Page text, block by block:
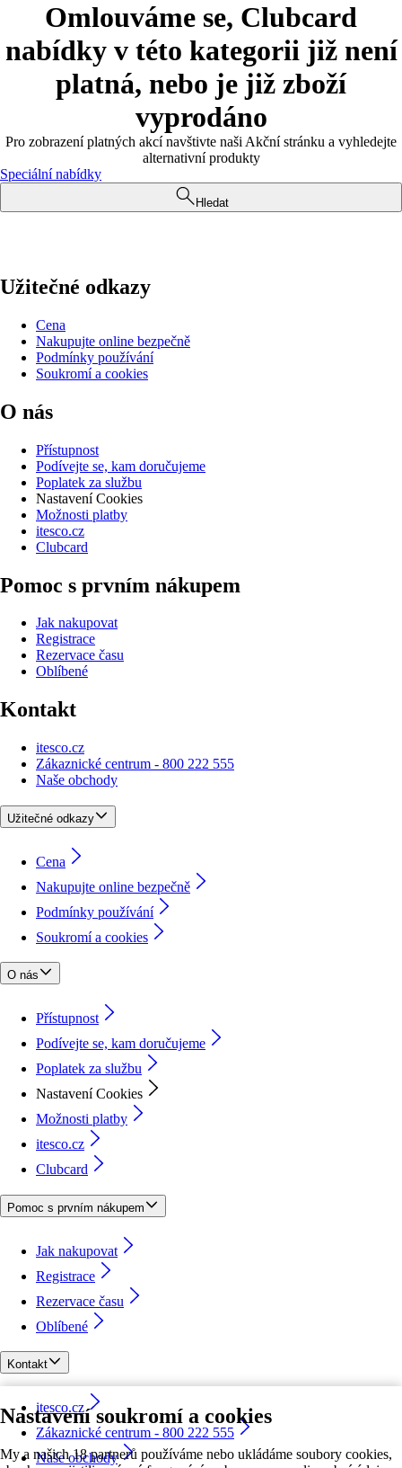
Nastavení soukromí a cookies
My a našich 18 partnerů používáme nebo ukládáme soubory cookies,
Omlouváme se, Clubcard
nabídky v této kategorii již není
platná, nebo je již zboží
vyprodáno
Pro zobrazení platných akcí navštivte naši Akční stránku a vyhledejte
alternativní produkty
Speciální nabídky
Hledat
Užitečné odkazy
Cena
Nakupujte online bezpečně
Podmínky používání
Soukromí a cookies
O nás
Přístupnost
Podívejte se, kam doručujeme
Poplatek za službu
Nastavení Cookies
Možnosti platby
itesco.cz
Clubcard
Pomoc s prvním nákupem
Jak nakupovat
Registrace
Rezervace času
Oblíbené
Kontakt
itesco.cz
Zákaznické centrum - 800 222 555
Naše obchody
Užitečné odkazy
Cena
Nakupujte online bezpečně
Podmínky používání
Soukromí a cookies
O nás
Přístupnost
Podívejte se, kam doručujeme
Poplatek za službu
Nastavení Cookies
Možnosti platby
itesco.cz
Clubcard
Pomoc s prvním nákupem
Jak nakupovat
Registrace
Rezervace času
Oblíbené
Kontakt
itesco.cz
Zákaznické centrum - 800 222 555
Naše obchody